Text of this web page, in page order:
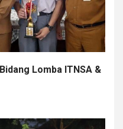
Lomba ITNSA &